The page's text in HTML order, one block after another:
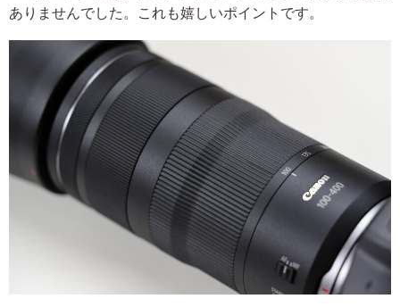
ありませんでした。これも嬉しいポイントです。